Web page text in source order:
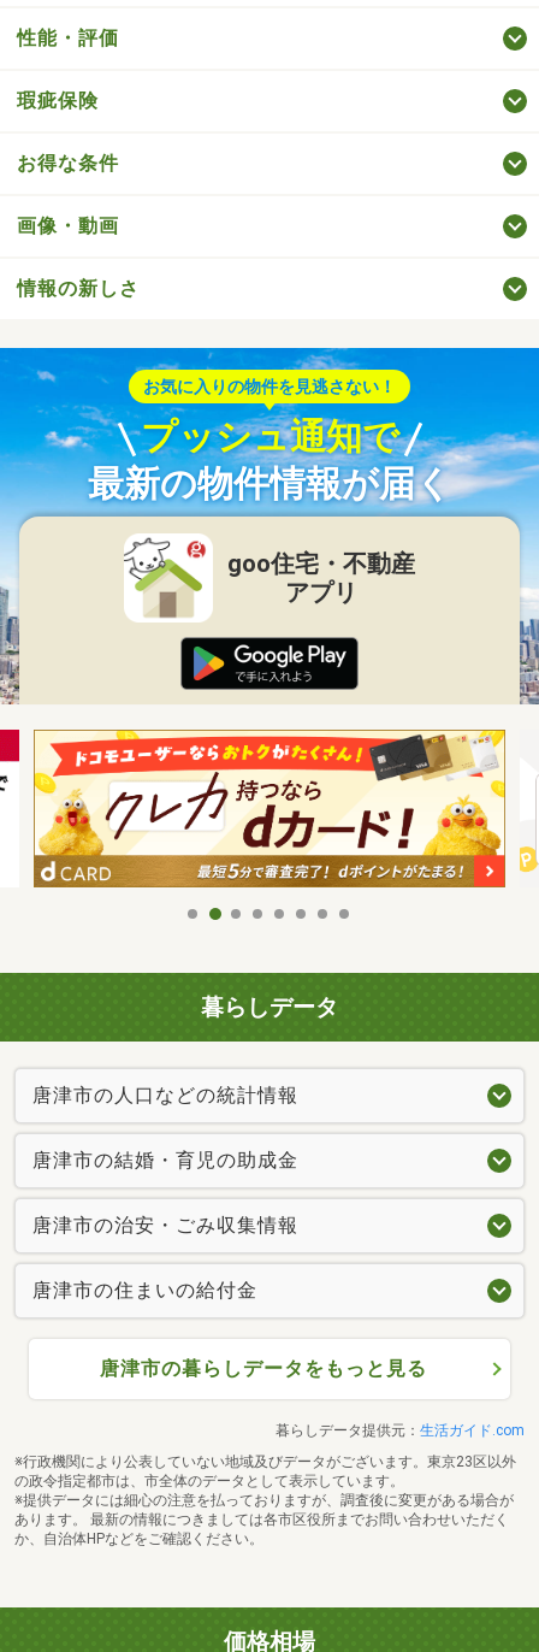
性能・評価
瑕疵保険
お得な条件
画像・動画
情報の新しさ
お気に入りの物件を見逃さない！
プッシュ通知で
最新の物件情報が届く
goo住宅・不動産
アプリ
暮らしデータ
唐津市の人口などの統計情報
唐津市の結婚・育児の助成金
唐津市の治安・ごみ収集情報
唐津市の住まいの給付金
唐津市の暮らしデータをもっと見る
暮らしデータ提供元： 生活ガイド.com
※行政機関により公表していない地域及びデータがございます。東京23区以外
の政令指定都市は、市全体のデータとして表示しています。
※提供データには細心の注意を払っておりますが、調査後に変更がある場合が
あります。 最新の情報につきましては各市区役所までお問い合わせいただく
か、自治体HPなどをご確認ください。
価格相場